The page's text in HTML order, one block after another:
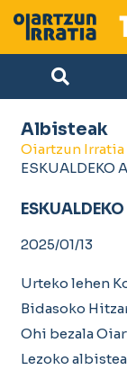
Albisteak
Oiartzun Irratia
ESKUALDEKO
2025/01/13
Urteko lehen
Bidasoko
Ohi bezala
Lezoko